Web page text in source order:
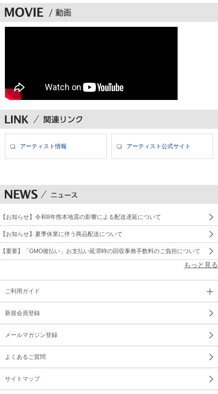
アーティスト情報 アーティスト公式サイト
【お知らせ】令和8年熊本地震の影響による配送遅延について
【お知らせ】夏季休業に伴う商品配送について
【重要】「GMO後払い」お支払い延滞時の回収事務手数料のご負担について
もっと見る
ご利用ガイド
新規会員登録
メールマガジン登録
よくあるご質問
サイトマップ